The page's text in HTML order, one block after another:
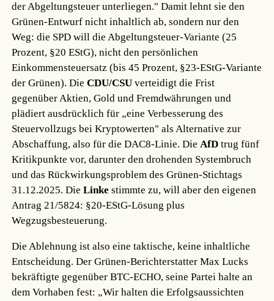
der Abgeltungsteuer unterliegen." Damit lehnt sie den
Grünen-Entwurf nicht inhaltlich ab, sondern nur den
Weg: die SPD will die Abgeltungsteuer-Variante (25
Prozent, §20 EStG), nicht den persönlichen
Einkommensteuersatz (bis 45 Prozent, §23-EStG-Variante
der Grünen). DieCDU/CSU verteidigt die Frist
gegenüber Aktien, Gold und Fremdwährungen und
plädiert ausdrücklich für „eine Verbesserung des
Steuervollzugs bei Kryptowerten" als Alternative zur
Abschaffung, also für die DAC8-Linie. DieAfD trug fünf
Kritikpunkte vor, darunter den drohenden Systembruch
und das Rückwirkungsproblem des Grünen-Stichtags
31.12.2025. DieLinke stimmte zu, will aber den eigenen
Antrag 21/5824: §20-EStG-Lösung plus
Wegzugsbesteuerung.
Die Ablehnung ist also eine taktische, keine inhaltliche
Entscheidung. Der Grünen-Berichterstatter Max Lucks
bekräftigte gegenüber BTC-ECHO, seine Partei halte an
dem Vorhaben fest: „Wir halten die Erfolgsaussichten